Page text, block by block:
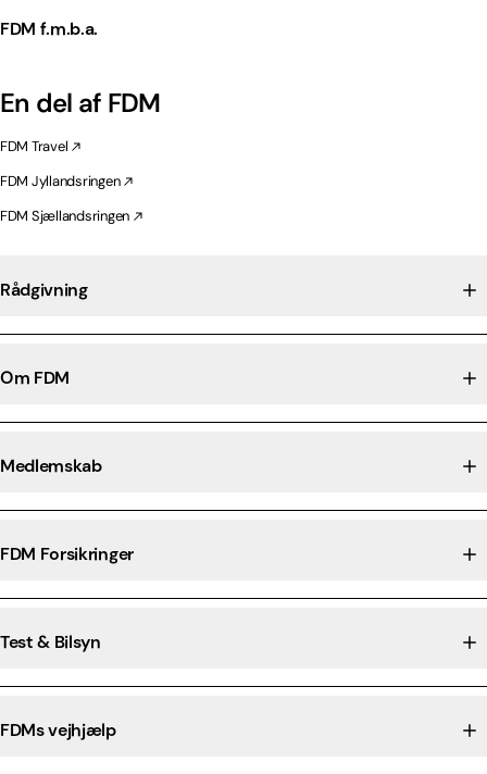
FDM f.m.b.a.
En del af FDM
FDM Travel
FDM Jyllandsringen
FDM Sjællandsringen
Rådgivning
Om FDM
Medlemskab
FDM Forsikringer
Test & Bilsyn
FDMs vejhjælp